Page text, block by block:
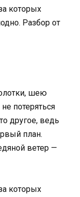
шею
потеряться
другое, ведь
план.
ветер —